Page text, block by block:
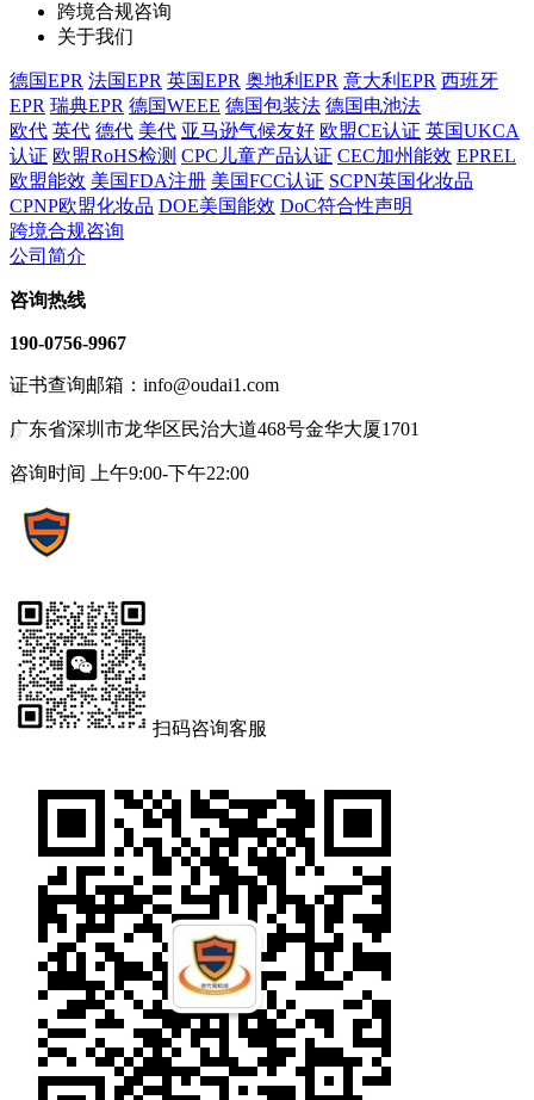
跨境合规咨询
关于我们
德国EPR 法国EPR 英国EPR 奥地利EPR 意大利EPR 西班牙
EPR 瑞典EPR 德国WEEE 德国包装法 德国电池法
欧代 英代 德代 美代 亚马逊气候友好 欧盟CE认证 英国UKCA
认证 欧盟RoHS检测 CPC儿童产品认证 CEC加州能效 EPREL
欧盟能效 美国FDA注册 美国FCC认证 SCPN英国化妆品
CPNP欧盟化妆品 DOE美国能效 DoC符合性声明
跨境合规咨询
公司简介
咨询热线
190-0756-9967
证书查询邮箱：info@oudai1.com
广东省深圳市龙华区民治大道468号金华大厦1701
咨询时间 上午9:00-下午22:00
扫码咨询客服